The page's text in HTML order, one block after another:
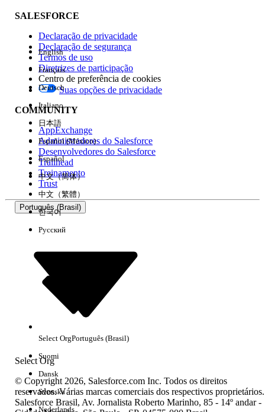
Impacto do recurso
Edição
Experiência
Sem resultados
SALESFORCE
Declaração de privacidade
Declaração de segurança
Termos de uso
Diretrizes de participação
Centro de preferência de cookies
Suas opções de privacidade
COMMUNITY
AppExchange
Administradores do Salesforce
Desenvolvedores do Salesforce
Trailhead
Treinamento
Trust
Português (Brasil)
Select Org
English
Français
Deutsch
Italiano
日本語
Español (México)
Español
中文（简体）
中文（繁體）
한국어
Русский
Select OrgPortuguês (Brasil)
Suomi
Dansk
Svenska
Nederlands
© Copyright 2026, Salesforce.com Inc. Todos os direitos
reservados. Várias marcas comerciais dos respectivos proprietários.
Salesforce Brasil, Av. Jornalista Roberto Marinho, 85 - 14º andar -